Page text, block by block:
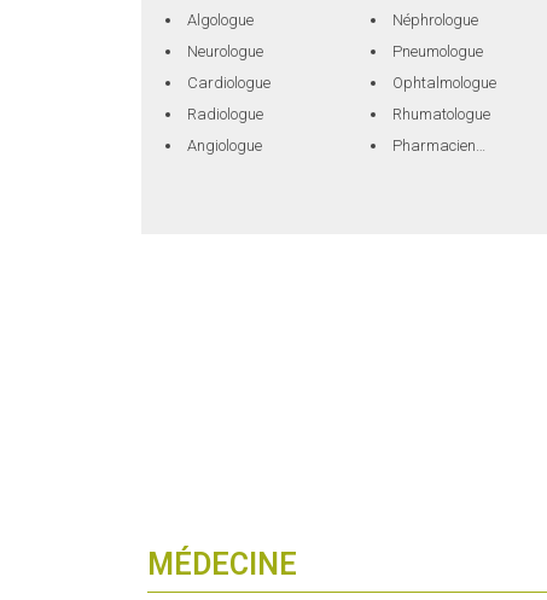
Algologue
Neurologue
Cardiologue
Radiologue
Angiologue
Néphrologue
Pneumologue
Ophtalmologue
Rhumatologue
Pharmacien…
MÉDECINE